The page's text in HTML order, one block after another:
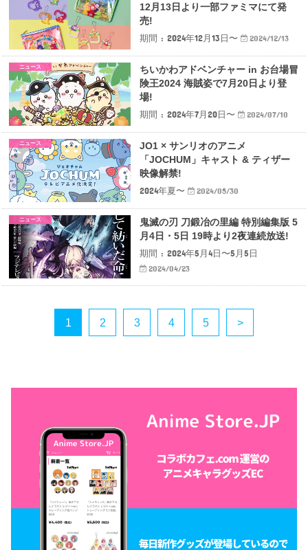
12月13日より一部ファミマにて発
売!
期間 : 2024年12月13日〜
2024/12/13
ニュース
ちいかわアドベンチャー in お台場冒
険王2024 海賊姿で7月20日より登
場!
期間 : 2024年7月20日〜
2024/07/10
ニュース
JO1 × サンリオのアニメ
「JOCHUM」キャスト & ティザー
映像解禁!
2024年夏〜
2024/05/30
ニュース
鬼滅の刃 刀鍛冶の里編 特別編集版 5
月4日・5日 19時より2夜連続放送!
期間 : 2024年5月4日〜5月5日
2024/04/23
1 2 3 4 5 >